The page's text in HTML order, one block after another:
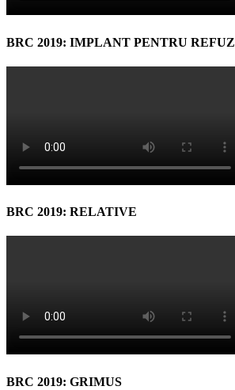
BRC 2019: IMPLANT PENTRU REFUZ
BRC 2019: RELATIVE
BRC 2019: GRIMUS